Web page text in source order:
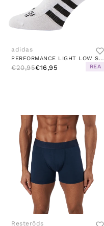
adidas
PERFORMANCE LIGHT LOW SOCKS 3 PAIRS WHITE
€20,95€16,95 REA
Resteröds